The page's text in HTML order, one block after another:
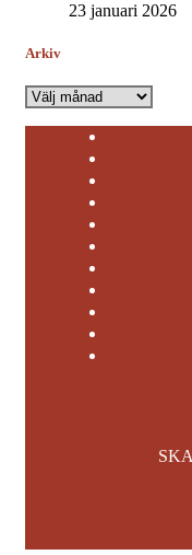
23 januari 2026
Arkiv
Arkiv